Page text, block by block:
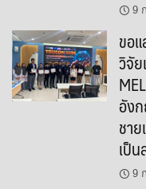
9
ขอ
วิจั
อัง
ชา
เป็
9